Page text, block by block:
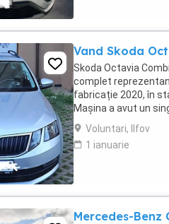
Vand Skoda
Skoda Octavia
complet
fabricație 2020, în
Mașina a avut un
întreținere au fost
Voluntari, Ilfov
1 ianuarie
Mercedes-Benz